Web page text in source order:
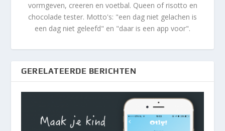
vormgeven, creeren en voetbal. Queen of risotto en
chocolade tester. Motto's: "een dag niet gelachen is
een dag niet geleefd" en "daar is een app voor".
GERELATEERDE BERICHTEN